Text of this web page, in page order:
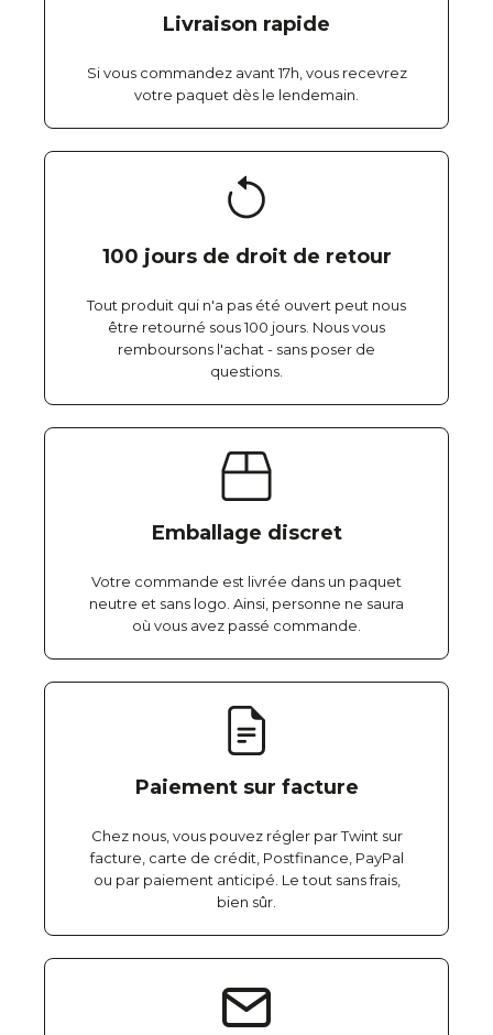
Livraison rapide
Si vous commandez avant 17h, vous recevrez
votre paquet dès le lendemain.
100 jours de droit de retour
Tout produit qui n'a pas été ouvert peut nous
être retourné sous 100 jours. Nous vous
remboursons l'achat - sans poser de
questions.
Emballage discret
Votre commande est livrée dans un paquet
neutre et sans logo. Ainsi, personne ne saura
où vous avez passé commande.
Paiement sur facture
Chez nous, vous pouvez régler par Twint sur
facture, carte de crédit, Postfinance, PayPal
ou par paiement anticipé. Le tout sans frais,
bien sûr.